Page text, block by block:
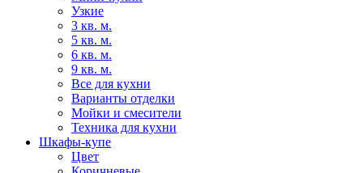
Узкие
3 кв. м.
5 кв. м.
6 кв. м.
9 кв. м.
Все для кухни
Варианты отделки
Мойки и смесители
Техника для кухни
Шкафы-купе
Цвет